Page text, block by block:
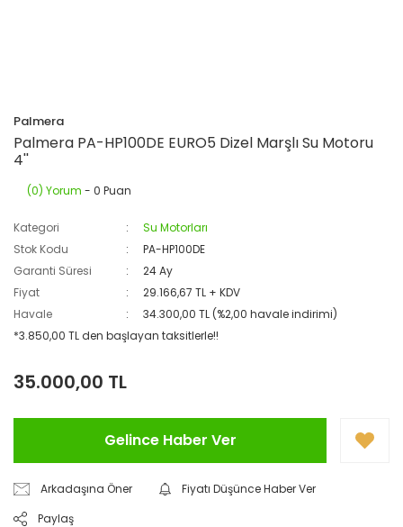
Palmera
Palmera PA-HP100DE EURO5 Dizel Marşlı Su Motoru
4''
(0) Yorum - 0 Puan
Kategori
Su Motorları
Stok Kodu
PA-HP100DE
Garanti Süresi
24 Ay
Fiyat
29.166,67 TL + KDV
Havale
34.300,00 TL (%2,00 havale indirimi)
*3.850,00 TL den başlayan taksitlerle!!
35.000,00 TL
Gelince Haber Ver
Arkadaşına Öner
Fiyatı Düşünce Haber Ver
Paylaş